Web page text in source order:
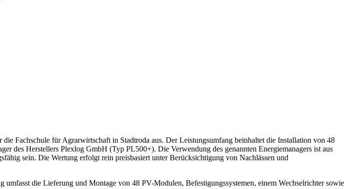
Fachschule für Agrarwirtschaft in Stadtroda aus. Der Leistungsumfang beinhaltet die Installation von 48
des Herstellers Plexlog GmbH (Typ PL500+). Die Verwendung des genannten Energiemanagers ist aus
sein. Die Wertung erfolgt rein preisbasiert unter Berücksichtigung von Nachlässen und
die Lieferung und Montage von 48 PV-Modulen, Befestigungssystemen, einem Wechselrichter sowie